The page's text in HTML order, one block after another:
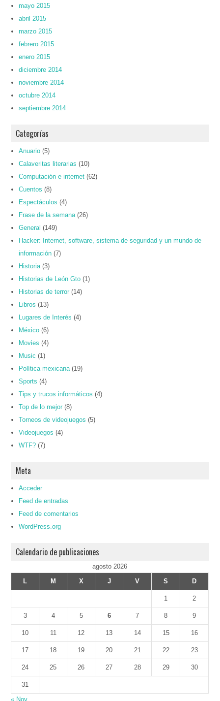
mayo 2015
abril 2015
marzo 2015
febrero 2015
enero 2015
diciembre 2014
noviembre 2014
octubre 2014
septiembre 2014
Categorías
Anuario (5)
Calaveritas literarias (10)
Computación e internet (62)
Cuentos (8)
Espectáculos (4)
Frase de la semana (26)
General (149)
Hacker: Internet, software, sistema de seguridad y un mundo de
información (7)
Historia (3)
Historias de León Gto (1)
Historias de terror (14)
Libros (13)
Lugares de Interés (4)
México (6)
Movies (4)
Music (1)
Política mexicana (19)
Sports (4)
Tips y trucos informáticos (4)
Top de lo mejor (8)
Torneos de videojuegos (5)
Videojuegos (4)
WTF? (7)
Meta
Acceder
Feed de entradas
Feed de comentarios
WordPress.org
Calendario de publicaciones
agosto 2026
L
M X J V S D
1 2
3 4 5 6 7 8 9
10 11 12 13 14 15 16
17 18 19 20 21 22 23
24 25 26 27 28 29 30
31
« Nov